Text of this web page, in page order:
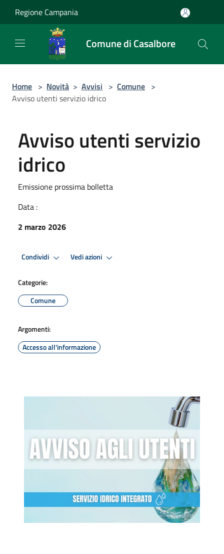
Regione Campania
Comune di Casalbore
Home > Novità > Avvisi > Comune >
Avviso utenti servizio idrico
Avviso utenti servizio
idrico
Emissione prossima bolletta
Data :
2 marzo 2026
Condividi Vedi azioni
Categorie:
Comune
Argomenti:
Accesso all'informazione